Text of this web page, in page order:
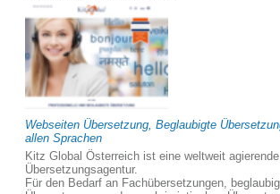
Webseiten Übersetzung, Beglaubigte
allen Sprachen
Kitz Global Österreich ist eine weltweit
Übersetzungsagentur.
Für den Bedarf an Fachübersetzungen,